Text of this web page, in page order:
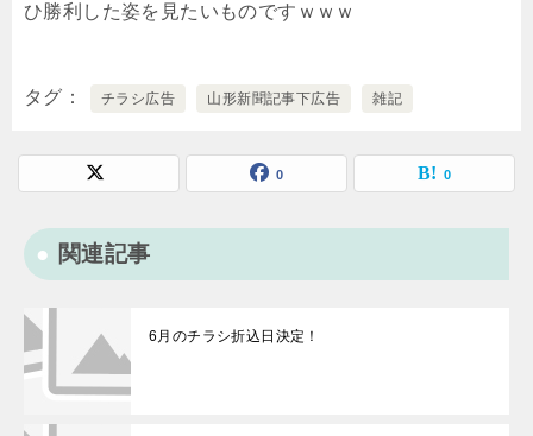
ひ勝利した姿を見たいものですｗｗｗ
タグ チラシ広告 山形新聞記事下広告 雑記
0 0
関連記事
6月のチラシ折込日決定！